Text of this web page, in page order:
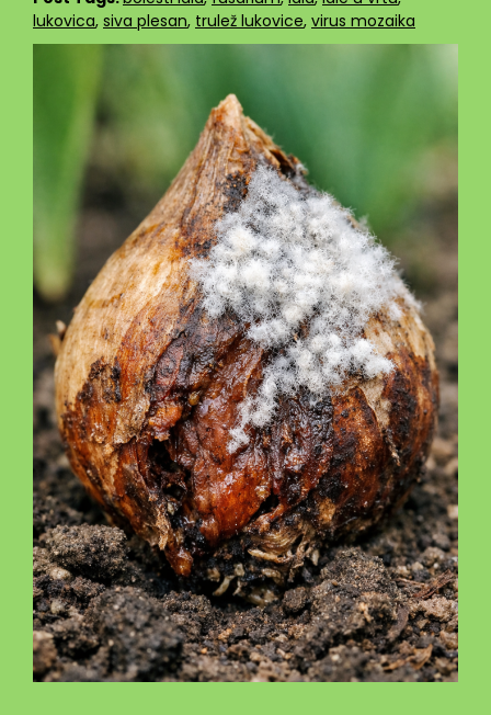
lukovica, siva plesan, trulež lukovice, virus mozaika